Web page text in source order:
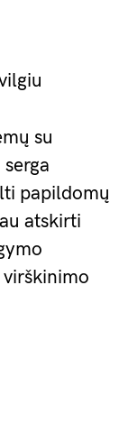
su
papildomų
atskirti